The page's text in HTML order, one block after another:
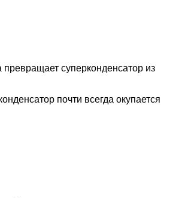
суперконденсатор из
почти всегда окупается